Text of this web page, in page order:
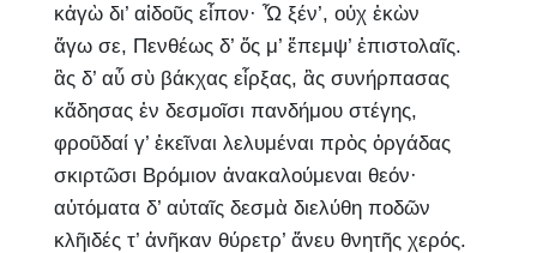
κἀγὼ δι’ αἰδοῦς εἶπον· Ὦ ξέν’, οὐχ ἑκὼν
ἄγω σε, Πενθέως δ’ ὅς μ’ ἔπεμψ’ ἐπιστολαῖς.
ἃς δ’ αὖ σὺ βάκχας εἷρξας, ἃς συνήρπασας
κἄδησας ἐν δεσμοῖσι πανδήμου στέγης,
φροῦδαί γ’ ἐκεῖναι λελυμέναι πρὸς ὀργάδας
σκιρτῶσι Βρόμιον ἀνακαλούμεναι θεόν·
αὐτόματα δ’ αὐταῖς δεσμὰ διελύθη ποδῶν
κλῆιδές τ’ ἀνῆκαν θύρετρ’ ἄνευ θνητῆς χερός.